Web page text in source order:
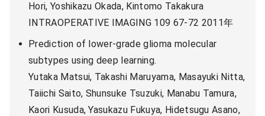
Hori, Yoshikazu Okada, Kintomo Takakura
INTRAOPERATIVE IMAGING 109 67-72 2011年
Prediction of lower-grade glioma molecular
subtypes using deep learning.
Yutaka Matsui, Takashi Maruyama, Masayuki Nitta,
Taiichi Saito, Shunsuke Tsuzuki, Manabu Tamura,
Kaori Kusuda, Yasukazu Fukuya, Hidetsugu Asano,